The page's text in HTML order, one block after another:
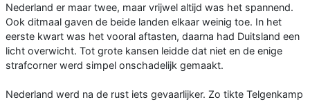
Nederland er maar twee, maar vrijwel altijd was het spannend.
Ook ditmaal gaven de beide landen elkaar weinig toe. In het
eerste kwart was het vooral aftasten, daarna had Duitsland een
licht overwicht. Tot grote kansen leidde dat niet en de enige
strafcorner werd simpel onschadelijk gemaakt.
Nederland werd na de rust iets gevaarlijker. Zo tikte Telgenkamp